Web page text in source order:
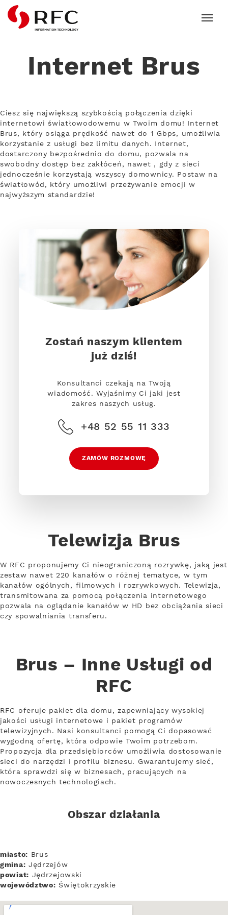
RFC
Internet Brus
Ciesz się największą szybkością połączenia dzięki
internetowi światłowodowemu w Twoim domu! Internet
Brus, który osiąga prędkość nawet do 1 Gbps, umożliwia
korzystanie z usługi bez limitu danych. Internet,
dostarczony bezpośrednio do domu, pozwala na
swobodny dostęp bez zakłóceń, nawet , gdy z sieci
jednocześnie korzystają wszyscy domownicy. Postaw na
światłowód, który umożliwi przeżywanie emocji w
najwyższym standardzie!
Zostań naszym klientem
już dziś!
Konsultanci czekają na Twoją
wiadomość. Wyjaśnimy Ci jaki jest
zakres naszych usług.
+48 52 55 11 333
ZAMÓW ROZMOWĘ
Telewizja Brus
W RFC proponujemy Ci nieograniczoną rozrywkę, jaką jest
zestaw nawet 220 kanałów o różnej tematyce, w tym
kanałów ogólnych, filmowych i rozrywkowych. Telewizja,
transmitowana za pomocą połączenia internetowego
pozwala na oglądanie kanałów w HD bez obciążania sieci
czy spowalniania transferu.
Brus – Inne Usługi od
RFC
RFC oferuje pakiet dla domu, zapewniający wysokiej
jakości usługi internetowe i pakiet programów
telewizyjnych. Nasi konsultanci pomogą Ci dopasować
wygodną ofertę, która odpowie Twoim potrzebom.
Propozycja dla przedsiębiorców umożliwia dostosowanie
sieci do narzędzi i profilu biznesu. Gwarantujemy sieć,
która sprawdzi się w biznesach, pracujących na
nowoczesnych technologiach.
Obszar działania
miasto: Brus
gmina: Jędrzejów
powiat: Jędrzejowski
województwo: Świętokrzyskie